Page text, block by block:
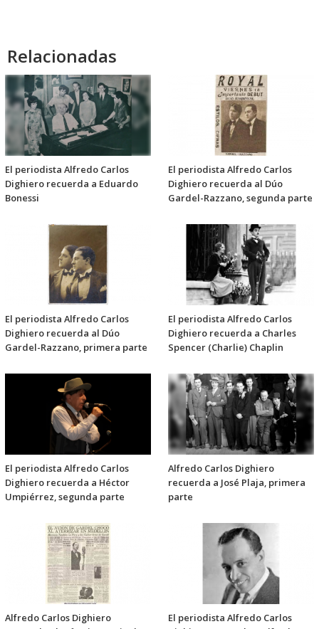
Relacionadas
El periodista Alfredo Carlos
Dighiero recuerda a Eduardo
Bonessi
El periodista Alfredo Carlos
Dighiero recuerda al Dúo
Gardel-Razzano, segunda parte
El periodista Alfredo Carlos
Dighiero recuerda al Dúo
Gardel-Razzano, primera parte
El periodista Alfredo Carlos
Dighiero recuerda a Charles
Spencer (Charlie) Chaplin
El periodista Alfredo Carlos
Dighiero recuerda a Héctor
Umpiérrez, segunda parte
Alfredo Carlos Dighiero
recuerda a José Plaja, primera
parte
Alfredo Carlos Dighiero
El periodista Alfredo Carlos